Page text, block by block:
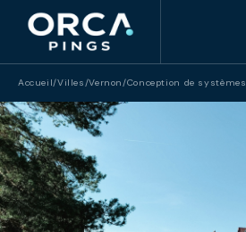
Accueil/Villes/Vernon/Conception de systèmes